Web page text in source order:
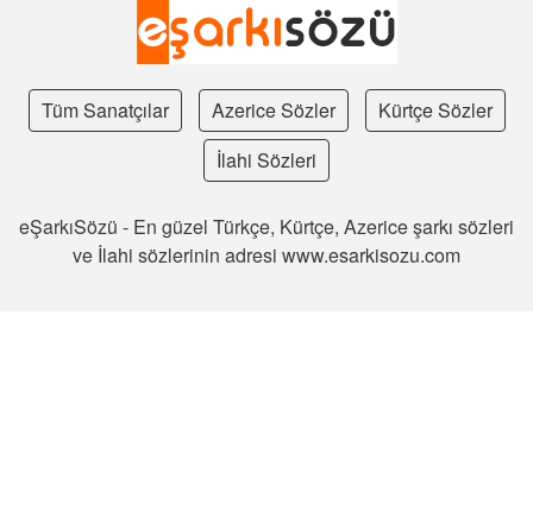
Tüm Sanatçılar Azerice Sözler
Kürtçe Sözler
İlahi Sözleri
eŞarkıSözü - En güzel Türkçe, Kürtçe, Azerice şarkı sözleri
ve İlahi sözlerinin adresi www.esarkisozu.com